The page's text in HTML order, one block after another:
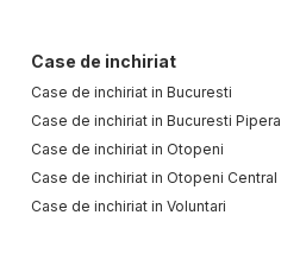
Case de inchiriat
Case de inchiriat in Bucuresti
Case de inchiriat in Bucuresti Pipera
Case de inchiriat in Otopeni
Case de inchiriat in Otopeni Central
Case de inchiriat in Voluntari